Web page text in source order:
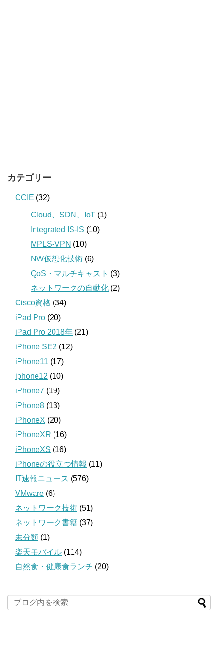
カテゴリー
CCIE (32)
Cloud、SDN、IoT (1)
Integrated IS-IS (10)
MPLS-VPN (10)
NW仮想化技術 (6)
QoS・マルチキャスト (3)
ネットワークの自動化 (2)
Cisco資格 (34)
iPad Pro (20)
iPad Pro 2018年 (21)
iPhone SE2 (12)
iPhone11 (17)
iphone12 (10)
iPhone7 (19)
iPhone8 (13)
iPhoneX (20)
iPhoneXR (16)
iPhoneXS (16)
iPhoneの役立つ情報 (11)
IT速報ニュース (576)
VMware (6)
ネットワーク技術 (51)
ネットワーク書籍 (37)
未分類 (1)
楽天モバイル (114)
自然食・健康食ランチ (20)